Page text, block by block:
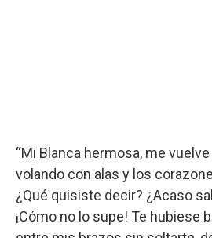
“Mi Blanca hermosa, me
volando con alas y los
¿Qué quisiste decir? ¿Acaso
¡Cómo no lo supe! Te hubiese